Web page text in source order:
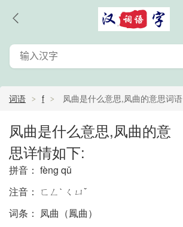
词语 f 凤曲是什么意思,凤曲的意思词语
凤曲是什么意思,凤曲的意
思详情如下:
拼音： fèng qǔ
注音： ㄈㄥˋ ㄑㄩˇ
词条： 凤曲（鳳曲）